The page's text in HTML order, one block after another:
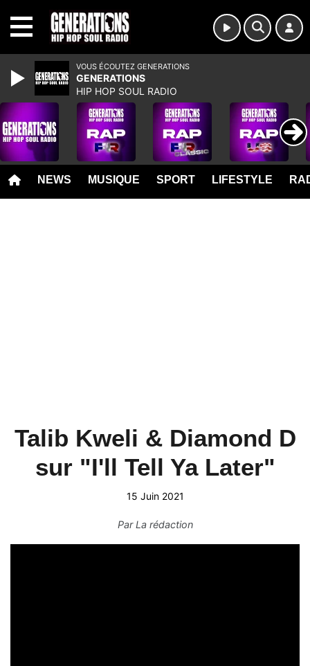
NEWS MUSIQUE SPORT LIFESTYLE
Talib Kweli & Diamond D
sur "I'll Tell Ya Later"
15 Juin 2021
ParLa rédaction
VOUS ÉCOUTEZ GENERATIONS
GENERATIONS
HIP HOP SOUL RADIO